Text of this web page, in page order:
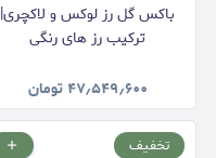
باکس گل رز لوکس و لاکچری|
ترکیب رز های رنگی
۴۷٫۵۴۹٫۶۰۰ تومان
تخفیف